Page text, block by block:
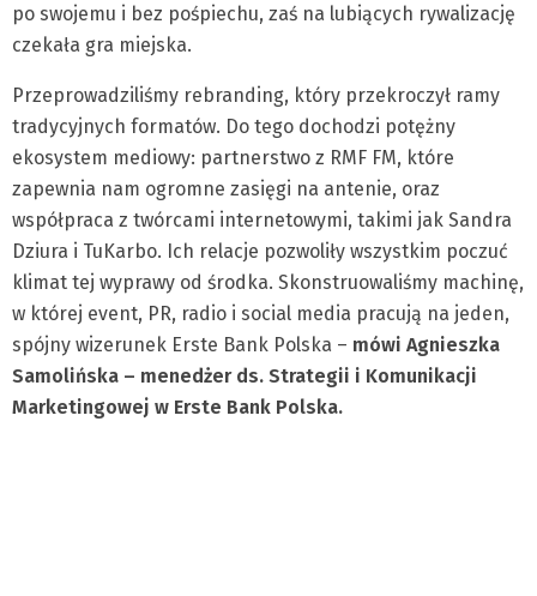
po swojemu i bez pośpiechu, zaś na lubiących rywalizację
czekała gra miejska.
Przeprowadziliśmy rebranding, który przekroczył ramy
tradycyjnych formatów. Do tego dochodzi potężny
ekosystem mediowy: partnerstwo z RMF FM, które
zapewnia nam ogromne zasięgi na antenie, oraz
współpraca z twórcami internetowymi, takimi jak Sandra
Dziura i TuKarbo. Ich relacje pozwoliły wszystkim poczuć
klimat tej wyprawy od środka. Skonstruowaliśmy machinę,
w której event, PR, radio i social media pracują na jeden,
spójny wizerunek Erste Bank Polska – mówi Agnieszka
Samolińska – menedżer ds. Strategii i Komunikacji
Marketingowej w Erste Bank Polska.